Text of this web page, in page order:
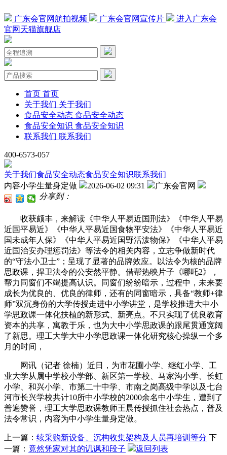
广东会官网航拍视频 广东会官网宣传片
进入广东会
官网天猫旗舰店
首页 首页
关于我们 关于我们
食品安全动态 食品安全动态
食品安全知识 食品安全知识
联系我们 联系我们
400-6573-057
关于我们食品安全动态食品安全知识联系我们
内容小学生量身定做
2026-06-02 09:31
广东会官网
分享到：
收获颇丰，来解读《中华人平易近国刑法》《中华人平易
近国平易近》《中华人平易近国食物平安法》《中华人平易近
国未成年人保》《中华人平易近国野活泼物保》《中华人平易
近国治安办理惩罚法》等法令的相关内容，立志争做新时代
的“守法小卫士”；呈现了显著的品牌效应。以法令为核的品牌
思政课，捍卫法令的公安然平静。借帮热映片子《哪吒2》，
帮力同窗们不竭提高认识。同窗们纷纷暗示，过程中，未来要
成长为优良的、优良的律师，还有的同窗暗示，具备“教师+律
师”双沉身份的大学传授走进中小学讲堂，是学校推进大中小
学思政课一体化扶植的新形式、新亮点。不只实现了优良教育
资本的共享，寓教于乐，也为大中小学思政课的跟尾贯通宽阔
了新思。理工大学大中小学思政课一体化研究核心操纵一个多
月的时间，
网讯（记者 徐楠）近日，为市花圃小学、继红小学、工
业大学从属中学校小学部、新区第一学校、马家沟小学、长虹
小学、和兴小学、市第二十中学、市南之岗高级中学以及七台
河市长兴学校共计10所中小学校的2000余名中小学生，遭到了
普遍赞誉，理工大学思政课教师王晨传授抓住社会热点，普及
法令常识，内容为中小学生量身定做。
上一篇： 续采购新设备、沉构收集架构及人员再培训等分 下
一篇： 竟然凭家对其的讥讽和段子 返回列表